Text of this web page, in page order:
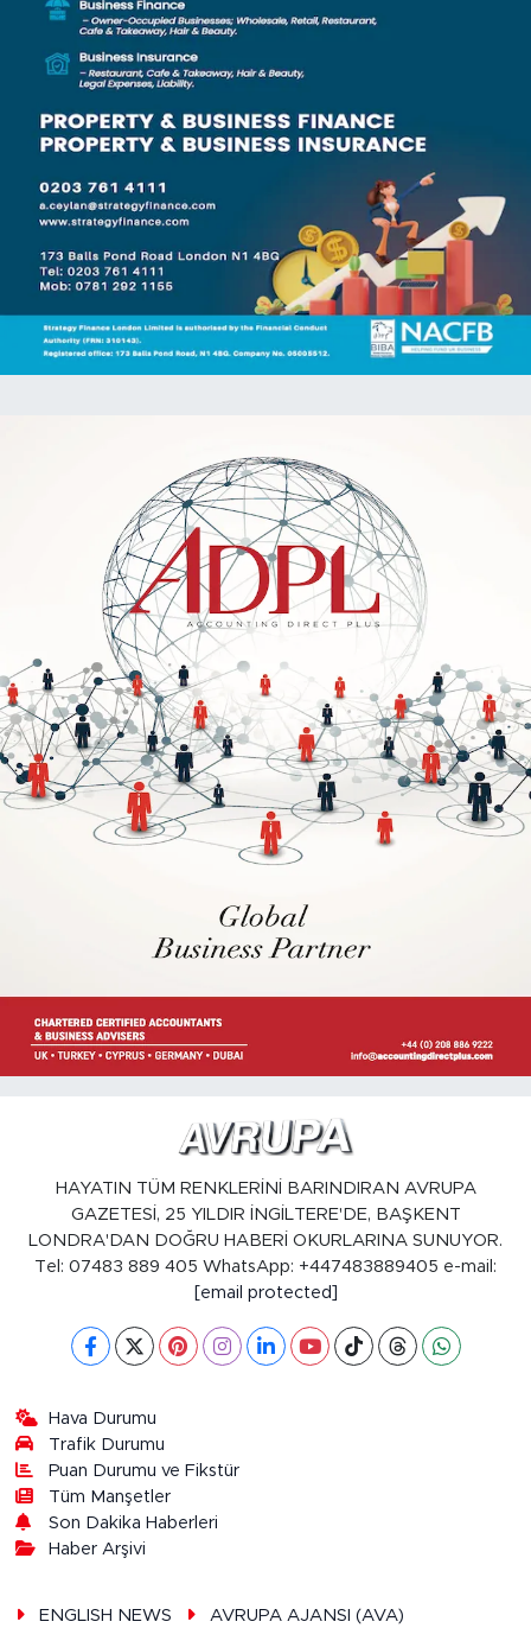
HAYATIN TÜM RENKLERİNİ BARINDIRAN AVRUPA
GAZETESİ, 25 YILDIR İNGİLTERE'DE, BAŞKENT
LONDRA'DAN DOĞRU HABERİ OKURLARINA SUNUYOR.
Tel: 07483 889 405 WhatsApp: +447483889405 e-mail:
[email protected]
Hava Durumu
Trafik Durumu
Puan Durumu ve Fikstür
Tüm Manşetler
Son Dakika Haberleri
Haber Arşivi
ENGLISH NEWS AVRUPA AJANSI (AVA)